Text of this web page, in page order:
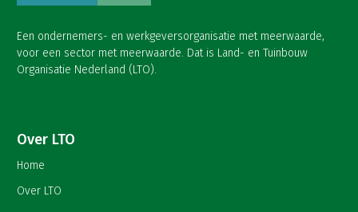
Een ondernemers- en werkgeversorganisatie met meerwaarde,
voor een sector met meerwaarde. Dat is Land- en Tuinbouw
Organisatie Nederland (LTO).
Over LTO
Home
Over LTO